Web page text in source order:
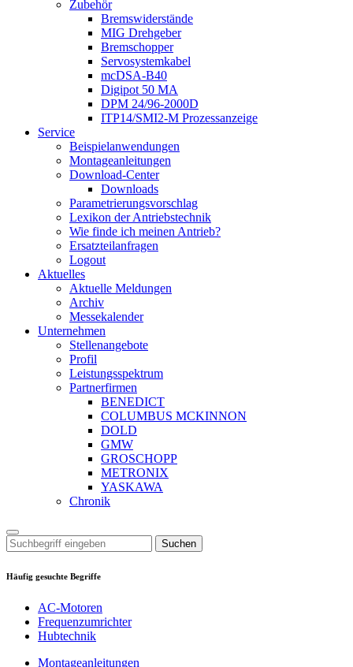
Zubehör
Bremswiderstände
MIG Drehgeber
Bremschopper
Servosystemkabel
mcDSA-B40
Digipot 50 MA
DPM 24/96-2000D
ITP14/SMI2-M Prozessanzeige
Service
Beispielanwendungen
Montageanleitungen
Download-Center
Downloads
Parametrierungsvorschlag
Lexikon der Antriebstechnik
Wie finde ich meinen Antrieb?
Ersatzteilanfragen
Logout
Aktuelles
Aktuelle Meldungen
Archiv
Messekalender
Unternehmen
Stellenangebote
Profil
Leistungsspektrum
Partnerfirmen
BENEDICT
COLUMBUS MCKINNON
DOLD
GMW
GROSCHOPP
METRONIX
YASKAWA
Chronik
Suchen
Häufig gesuchte Begriffe
AC-Motoren
Frequenzumrichter
Hubtechnik
Montageanleitungen